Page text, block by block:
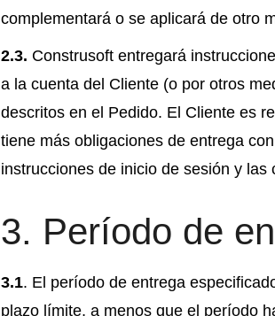
complementará o se aplicará de otro
2.3. Construsoft entregará
a la cuenta del Cliente (o por otros
descritos en el Pedido. El Cliente es
tiene más obligaciones de entrega
instrucciones de inicio de sesión y las
3. Período de
3.1. El período de entrega
plazo límite, a menos que el período